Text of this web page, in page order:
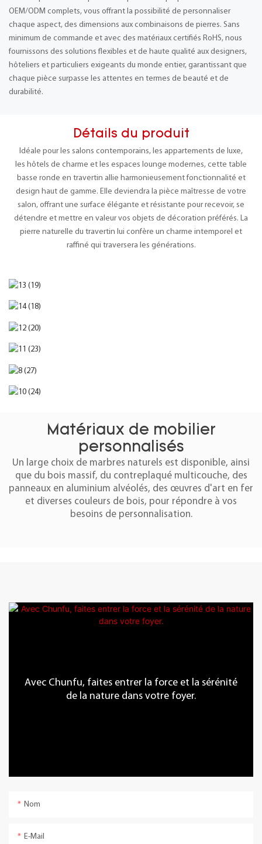
OEM/ODM complets, vous offrant la possibilité de personnaliser
chaque aspect, des dimensions aux combinaisons de pierres. Sans
minimum de commande et avec des matériaux certifiés RoHS, nous
fournissons des solutions flexibles et de haute qualité aux designers,
hôteliers et particuliers exigeants du monde entier, garantissant que
chaque pièce surpasse les attentes en termes de beauté et de
durabilité.
Détails du produit
Idéale pour les salons contemporains, les appartements de luxe,
les hôtels de charme et les espaces lounge modernes, cette table
basse ronde en travertin allie harmonieusement fonctionnalité et
design haut de gamme. Elle deviendra la pièce maîtresse de votre
salon, offrant une surface élégante et résistante pour recevoir, se
détendre et mettre en valeur vos objets de décoration préférés. La
pierre naturelle du travertin lui confère un charme intemporel et
raffiné qui traversera les générations.
Matériaux de mobilier
personnalisés
Un large choix de marbres naturels est disponible, ainsi
que du bois massif, du contreplaqué multicouche, des
panneaux en aluminium alvéolés, des œuvres d'art en fer
et diverses couleurs de bois, pour répondre à vos
besoins de personnalisation.
Avec Chunfu, faites entrer la force et la sérénité
de la nature dans votre foyer.
Nom
E-Mail